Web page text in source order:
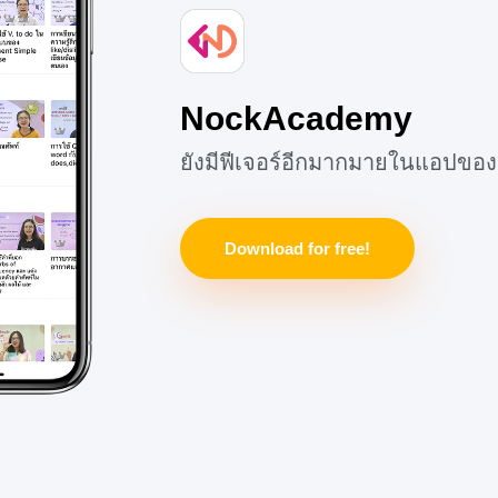
NockAcademy
ยังมีฟีเจอร์อีกมากมายในแอปของ
Download for free!